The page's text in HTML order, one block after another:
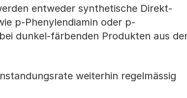
entweder synthetische Direkt-
p-Phenylendiamin oder p-
dunkel-färbenden Produkten aus
weiterhin regelmässig